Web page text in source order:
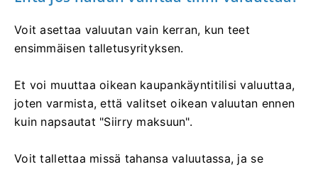
Voit asettaa valuutan vain kerran, kun teet
ensimmäisen talletusyrityksen.
Et voi muuttaa oikean kaupankäyntitilisi valuuttaa,
joten varmista, että valitset oikean valuutan ennen
kuin napsautat "Siirry maksuun".
Voit tallettaa missä tahansa valuutassa, ja se